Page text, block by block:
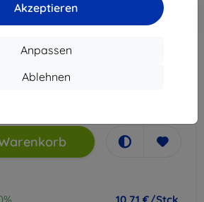
Akzeptieren
Anpassen
Ablehnen
Gutschein
Warenkorb